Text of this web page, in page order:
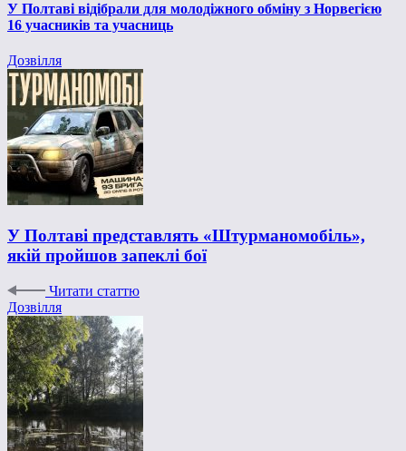
У Полтаві відібрали для молодіжного обміну з Норвегією
16 учасників та учасниць
Дозвілля
У Полтаві представлять «Штурманомобіль»,
якій пройшов запеклі бої
Читати статтю
Дозвілля